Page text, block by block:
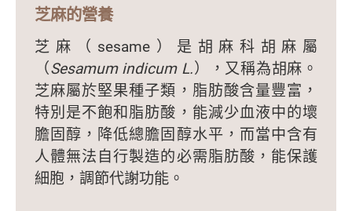
芝麻的營養
芝麻（sesame）是胡麻科胡麻屬
（Sesamum indicum L.），又稱為胡麻。
芝麻屬於堅果種子類，脂肪酸含量豐富，
特別是不飽和脂肪酸，能減少血液中的壞
膽固醇，降低總膽固醇水平，而當中含有
人體無法自行製造的必需脂肪酸，能保護
細胞，調節代謝功能。